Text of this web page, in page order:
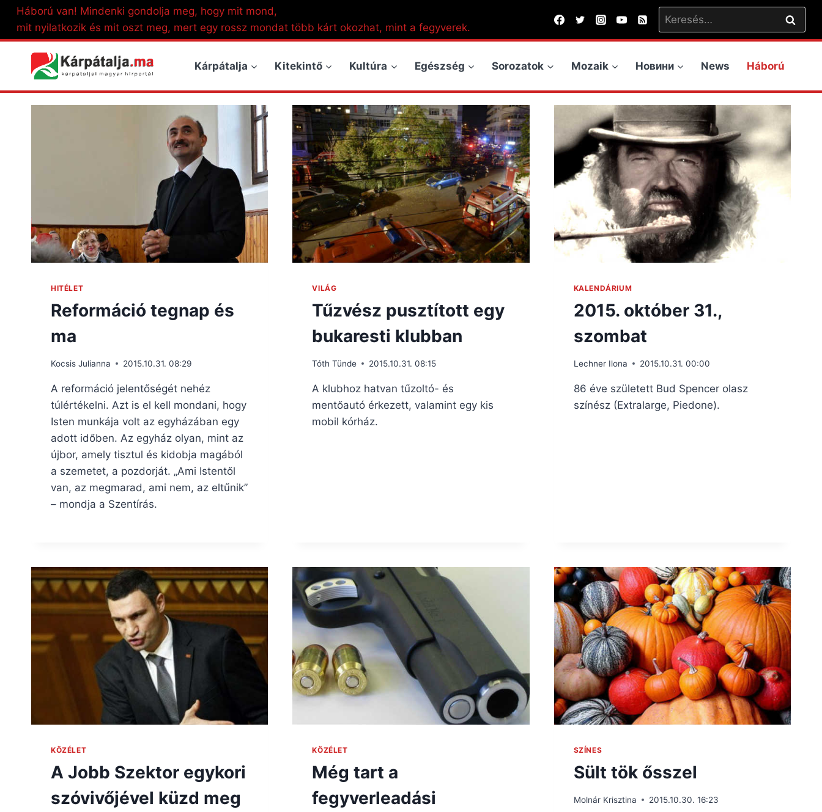
Skip
content
Háború van! Mindenki gondolja meg, hogy mit mond,
mit nyilatkozik és mit oszt meg, mert egy rossz mondat több kárt okozhat, mint a fegyverek.
Keresés:
Kárpátalja Kitekintő Kultúra Egészség Sorozatok Mozaik Новини News Háború
HITÉLET
Reformáció tegnap és
ma
Kocsis Julianna 2015.10.31. 08:29
A reformáció jelentőségét nehéz
túlértékelni. Azt is el kell mondani, hogy
Isten munkája volt az egyházában egy
adott időben. Az egyház olyan, mint az
újbor, amely tisztul és kidobja magából
a szemetet, a pozdorját. „Ami Istentől
van, az megmarad, ami nem, az eltűnik”
– mondja a Szentírás.
VILÁG
Tűzvész pusztított egy
bukaresti klubban
Tóth Tünde 2015.10.31. 08:15
A klubhoz hatvan tűzoltó- és
mentőautó érkezett, valamint egy kis
mobil kórház.
KALENDÁRIUM
2015. október 31.,
szombat
Lechner Ilona 2015.10.31. 00:00
86 éve született Bud Spencer olasz
színész (Extralarge, Piedone).
KÖZÉLET
A Jobb Szektor egykori
szóvivőjével küzd meg
KÖZÉLET
Még tart a
fegyverleadási
SZÍNES
Sült tök ősszel
Molnár Krisztina 2015.10.30. 16:23